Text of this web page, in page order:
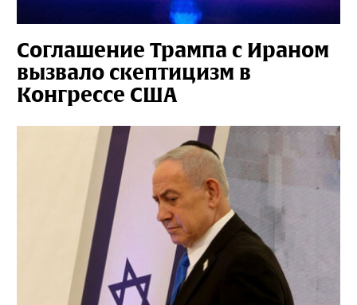
Соглашение Трампа с Ираном
вызвало скептицизм в
Конгрессе США